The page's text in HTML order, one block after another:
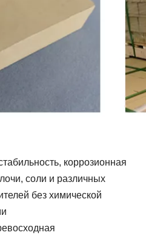
коррозионная
соли и различных
без химической